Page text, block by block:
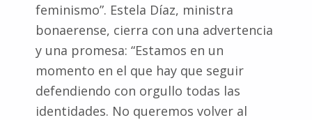
feminismo”. Estela Díaz, ministra
bonaerense, cierra con una advertencia
y una promesa: “Estamos en un
momento en el que hay que seguir
defendiendo con orgullo todas las
identidades. No queremos volver al